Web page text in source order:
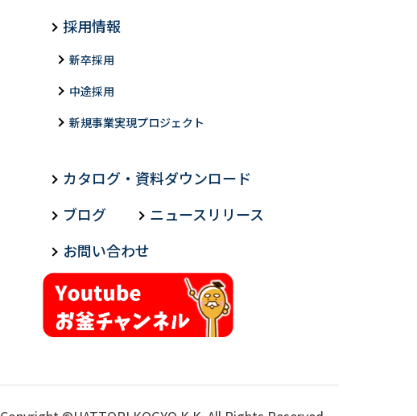
採用情報
新卒採用
中途採用
新規事業実現プロジェクト
カタログ・資料ダウンロード
ブログ
ニュースリリース
お問い合わせ